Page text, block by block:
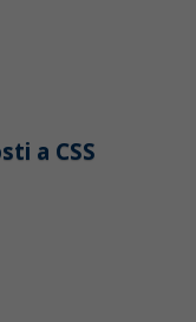
a CSS